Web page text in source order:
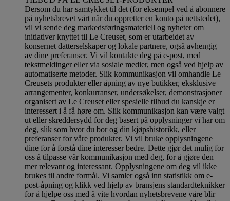
Dersom du har samtykket til det (for eksempel ved å abonnere
på nyhetsbrevet vårt når du oppretter en konto på nettstedet),
vil vi sende deg markedsføringsmateriell og nyheter om
initiativer knyttet til Le Creuset, som er utarbeidet av
konsernet datterselskaper og lokale partnere, også avhengig
av dine preferanser. Vi vil kontakte deg på e-post, med
tekstmeldinger eller via sosiale medier, men også ved hjelp av
automatiserte metoder. Slik kommunikasjon vil omhandle Le
Creusets produkter eller åpning av nye butikker, eksklusive
arrangementer, konkurranser, undersøkelser, demonstrasjoner
organisert av Le Creuset eller spesielle tilbud du kanskje er
interessert i å få høre om. Slik kommunikasjon kan være valgt
ut eller skreddersydd for deg basert på opplysninger vi har om
deg, slik som hvor du bor og din kjøpshistorikk, eller
preferanser for våre produkter. Vi vil bruke opplysningene
dine for å forstå dine interesser bedre. Dette gjør det mulig for
oss å tilpasse vår kommunikasjon med deg, for å gjøre den
mer relevant og interessant. Opplysningene om deg vil ikke
brukes til andre formål. Vi samler også inn statistikk om e-
post-åpning og klikk ved hjelp av bransjens standardteknikker
for å hjelpe oss med å vite hvordan nyhetsbrevene våre blir